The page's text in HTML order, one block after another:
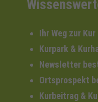
Ihr Weg zur Kur
Kurpark &
Newsletter
Ortsprospekt
Kurbeitrag &